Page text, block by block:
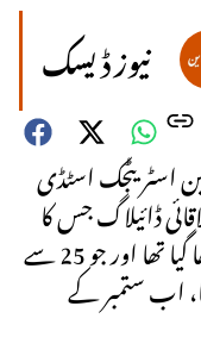
نیوز ڈیسک
اسٹریٹجک اسٹڈی
ڈائیلاگ جس کا
عنوان “اعتماد اور یکجہتی کی جانب” رکھا گیا تھا اور جو 25 سے
اب ستمبر کے